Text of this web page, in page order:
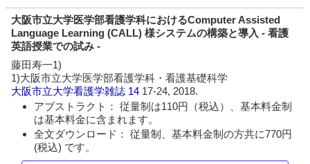
大阪市立大学医学部看護学科におけるComputer Assisted
Language Learning (CALL) 様システムの構築と導入 - 看護
英語授業での試み -
藤田寿一1)
1)大阪市立大学医学部看護学科・看護基礎科学
大阪市立大学看護学雑誌 14 17-24, 2018.
アブストラクト： 従量制は110円（税込）、基本料金制
は基本料金に含まれます。
全文ダウンロード： 従量制、基本料金制の方共に770円
(税込) です。